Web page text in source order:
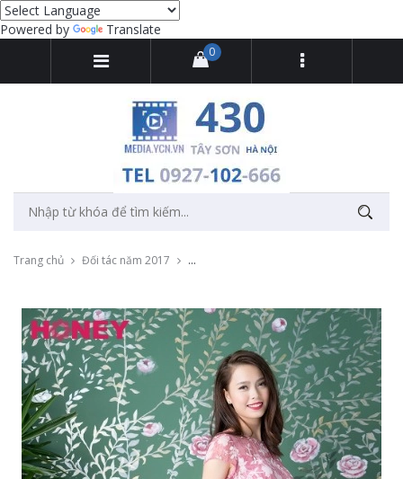
Powered by Translate
0
Trang chủ Đối tác năm 2017 Quay video clip catalogue mẫu mới của